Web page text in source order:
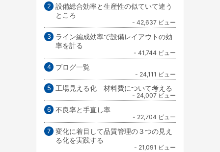
設備総合効率と生産性の似ていて違う
ところ
- 42,637 ビュー
ライン編成効率で設備レイアウトの効
率を計る
- 41,744 ビュー
ブログ一覧
- 24,111 ビュー
工場見える化 材料費について考える
- 24,007 ビュー
不良率と手直し率
- 22,704 ビュー
変化に着目して品質管理の３つの見え
る化を実践する
- 21,091 ビュー